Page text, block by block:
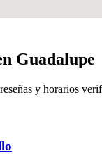
Guadalupe
y horarios